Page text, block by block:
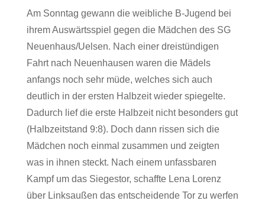
Am Sonntag gewann die weibliche B-Jugend bei
ihrem Auswärtsspiel gegen die Mädchen des SG
Neuenhaus/Uelsen. Nach einer dreistündigen
Fahrt nach Neuenhausen waren die Mädels
anfangs noch sehr müde, welches sich auch
deutlich in der ersten Halbzeit wieder spiegelte.
Dadurch lief die erste Halbzeit nicht besonders gut
(Halbzeitstand 9:8). Doch dann rissen sich die
Mädchen noch einmal zusammen und zeigten
was in ihnen steckt. Nach einem unfassbaren
Kampf um das Siegestor, schaffte Lena Lorenz
über Linksaußen das entscheidende Tor zu werfen
Jobbörse
Hallenheft
Dokumente
Kooperationen
Termine
Intern